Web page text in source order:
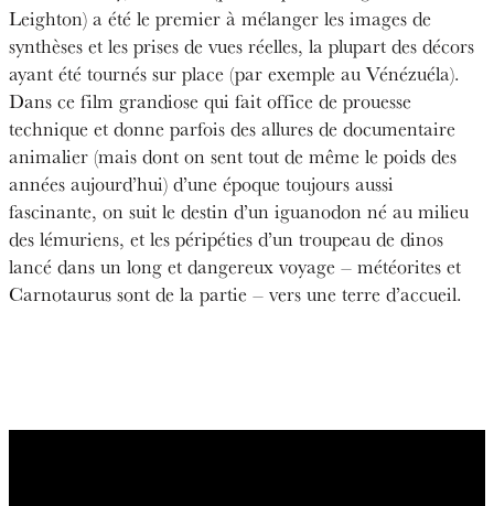
Leighton) a été le premier à mélanger les images de
synthèses et les prises de vues réelles, la plupart des décors
ayant été tournés sur place (par exemple au Vénézuéla).
Dans ce film grandiose qui fait office de prouesse
technique et donne parfois des allures de documentaire
animalier (mais dont on sent tout de même le poids des
années aujourd’hui) d’une époque toujours aussi
fascinante, on suit le destin d’un iguanodon né au milieu
des lémuriens, et les péripéties d’un troupeau de dinos
lancé dans un long et dangereux voyage – météorites et
Carnotaurus sont de la partie – vers une terre d’accueil.